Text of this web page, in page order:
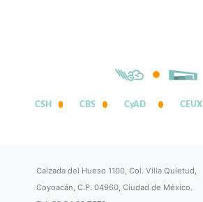
CSH CBS CyAD CEUX
Calzada del Hueso 1100, Col. Villa Quietud,
Coyoacán, C.P. 04960, Ciudad de México.